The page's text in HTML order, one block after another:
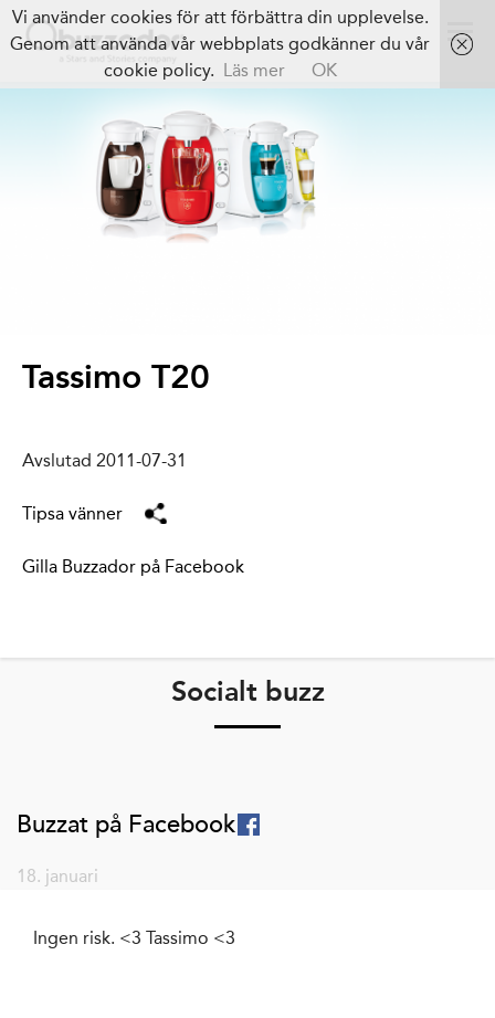
Tassimo T20
Avslutad 2011-07-31
Tipsa vänner
Gilla Buzzador på Facebook
Socialt buzz
Buzzat på Facebook
18. januari
Ingen risk. <3 Tassimo <3
Vi använder cookies för att förbättra din upplevelse.
Genom att använda vår webbplats godkänner du vår
cookie policy. Läs mer OK